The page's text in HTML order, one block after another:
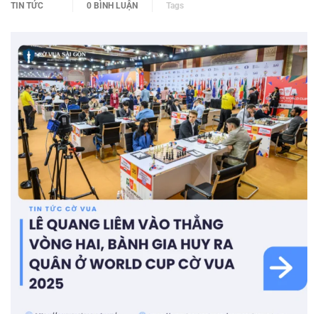
TIN TỨC
0 BÌNH LUẬN
Tags